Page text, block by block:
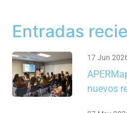
Entradas
17 Jun
nuevos